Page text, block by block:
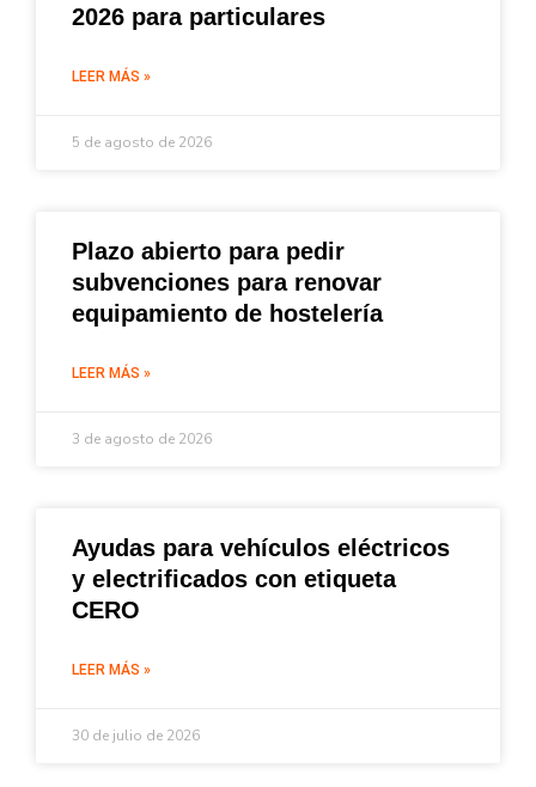
2026 para particulares
LEER MÁS »
5 de agosto de 2026
Plazo abierto para pedir
subvenciones para renovar
equipamiento de hostelería
LEER MÁS »
3 de agosto de 2026
Ayudas para vehículos eléctricos
y electrificados con etiqueta
CERO
LEER MÁS »
30 de julio de 2026